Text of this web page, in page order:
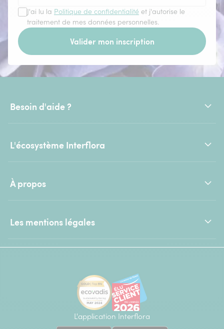
J'ai lu la Politique de confidentialité et j'autorise le
traitement de mes données personnelles.
Valider mon inscription
Besoin d'aide ?
L'écosystème Interflora
À propos
Les mentions légales
L'application Interflora